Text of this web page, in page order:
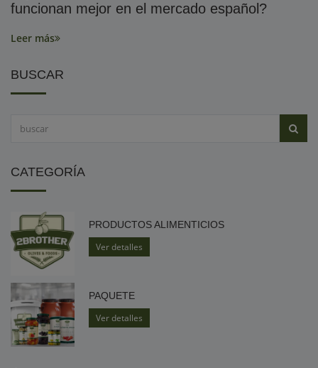
funcionan mejor en el mercado español?
Leer más
BUSCAR
CATEGORÍA
PRODUCTOS ALIMENTICIOS
Ver detalles
PAQUETE
Ver detalles